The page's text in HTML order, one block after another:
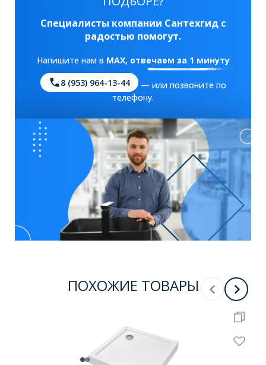
Специалисты компании Сантехгид с
радостью помогут.
Напишите нам в MAX, отвечаем за 1 минуту
8 (953) 964-13-44
— или позвоните по
телефону.
ПОХОЖИЕ ТОВАРЫ